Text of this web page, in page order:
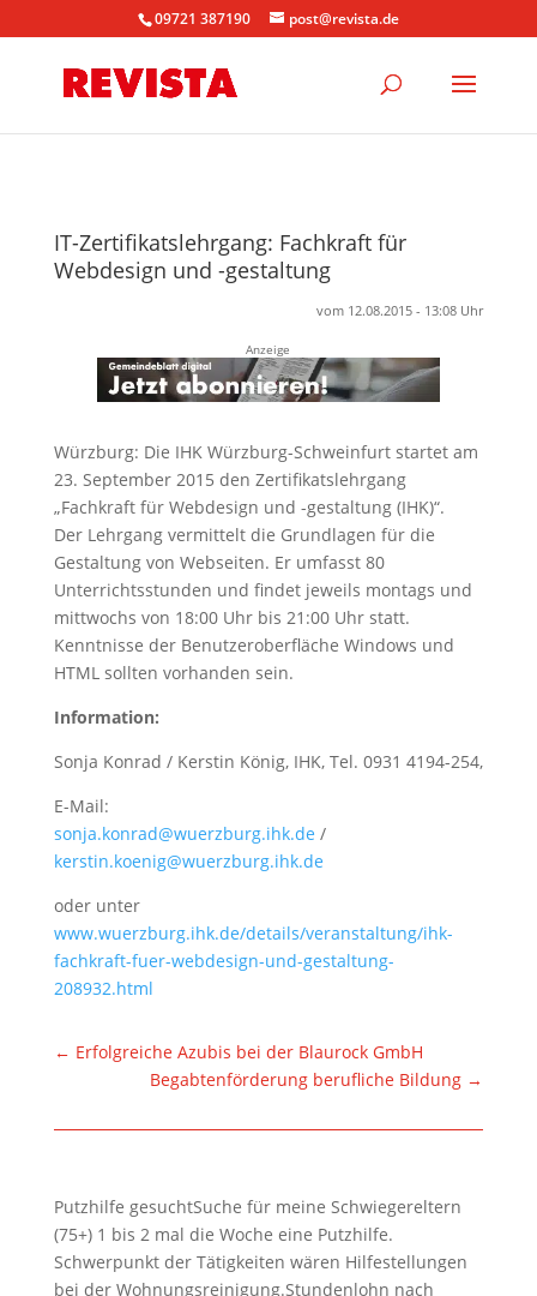
09721 387190 post@revista.de
IT-Zertifikatslehrgang: Fachkraft für
Webdesign und -gestaltung
vom 12.08.2015 - 13:08 Uhr
Anzeige
Würzburg: Die IHK Würzburg-Schweinfurt startet am
23. September 2015 den Zertifikatslehrgang
„Fachkraft für Webdesign und -gestaltung (IHK)“.
Der Lehrgang vermittelt die Grundlagen für die
Gestaltung von Webseiten. Er umfasst 80
Unterrichtsstunden und findet jeweils montags und
mittwochs von 18:00 Uhr bis 21:00 Uhr statt.
Kenntnisse der Benutzeroberfläche Windows und
HTML sollten vorhanden sein.
Information:
Sonja Konrad / Kerstin König, IHK, Tel. 0931 4194-254,
E-Mail:
sonja.konrad@wuerzburg.ihk.de /
kerstin.koenig@wuerzburg.ihk.de
oder unter
www.wuerzburg.ihk.de/details/veranstaltung/ihk-
fachkraft-fuer-webdesign-und-gestaltung-
208932.html
← Erfolgreiche Azubis bei der Blaurock GmbH
Begabtenförderung berufliche Bildung →
Putzhilfe gesuchtSuche für meine Schwiegereltern
(75+) 1 bis 2 mal die Woche eine Putzhilfe.
Schwerpunkt der Tätigkeiten wären Hilfestellungen
bei der Wohnungsreinigung.Stundenlohn nach